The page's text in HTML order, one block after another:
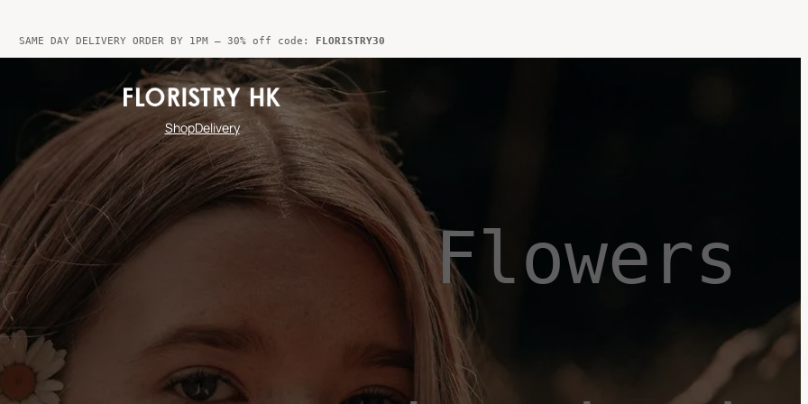
SAME DAY DELIVERY ORDER BY 1PM – 30% off code: FLORISTRY30
ShopDelivery
Flowers